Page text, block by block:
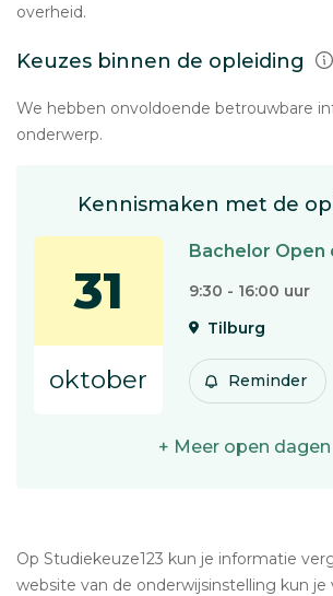
overheid.
Keuzes binnen de opleiding
We hebben onvoldoende betrouwbare
onderwerp.
Kennismaken met de
31
oktober
Bachelor Open
9:30 - 16:00 uur
Tilburg
Reminder
+ Meer open dagen
Op Studiekeuze123 kun je informatie
website van de onderwijsinstelling kun je